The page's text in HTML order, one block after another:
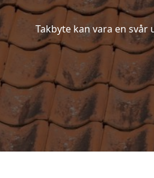
Takbyte kan vara en